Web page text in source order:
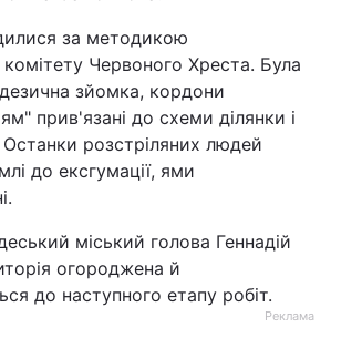
за методикою
Червоного Хреста. Була
зйомка, кордони
прив'язані до схеми ділянки і
розстріляних людей
до ексгумації, ями
міський голова Геннадій
огороджена й
до наступного етапу робіт.
Реклама